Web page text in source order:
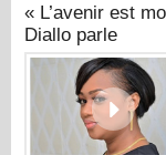
« L’avenir est
Diallo parle